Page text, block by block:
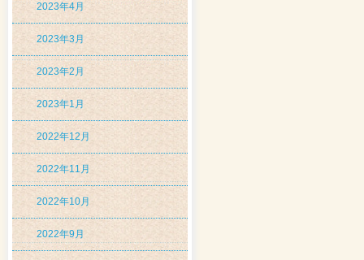
2023年4月
2023年3月
2023年2月
2023年1月
2022年12月
2022年11月
2022年10月
2022年9月